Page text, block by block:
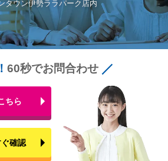
タウン伊勢ララパーク店内
60秒でお問合わせ
ちら
確認